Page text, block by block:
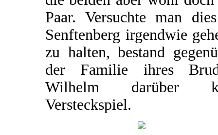
Paar. Versuchte man
Senftenberg irgendwie
zu halten, bestand
der Familie ihres
Wilhelm darüber
Versteckspiel.